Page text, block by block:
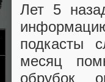
Лет 5
подкасты
месяц
обрубок